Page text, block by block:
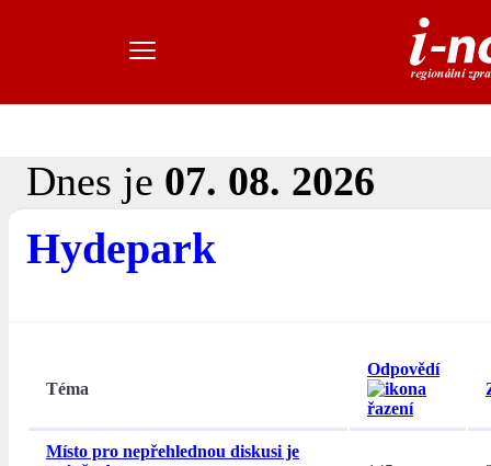
Dnes je 07. 08. 2026
Hydepark
Téma
Odpovědí
Místo pro nepřehlednou diskusi je